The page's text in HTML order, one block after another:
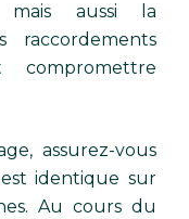
aussi la
raccordements
compromettre
assurez-vous
identique sur
Au cours du